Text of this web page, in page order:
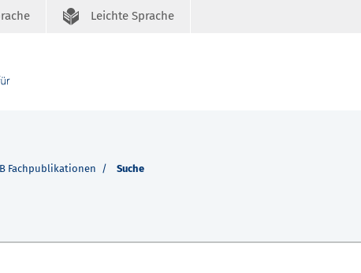
Leichte Sprache
Fachpublikationen Suche